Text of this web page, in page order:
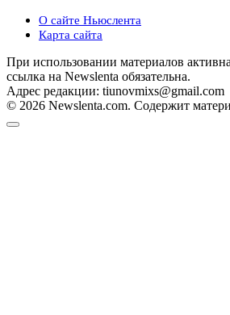
О сайте Ньюслента
Карта сайта
При использовании материалов
ссылка на Newslenta обязательна.
Адрес редакции: tiunovmixs@gmail.com
© 2026 Newslenta.com. Содержит